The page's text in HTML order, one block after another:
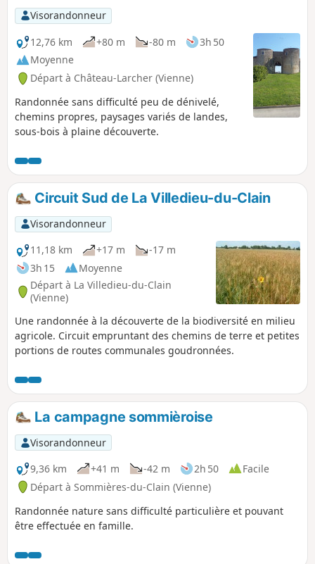
Visorandonneur
12,76 km
+80 m -80 m
3h 50
Moyenne
Départ à Château-Larcher (Vienne)
Randonnée sans difficulté peu de dénivelé,
chemins propres, paysages variés de landes,
sous-bois à plaine découverte.
Circuit Sud de La Villedieu-du-Clain
Visorandonneur
11,18 km
+17 m
-17 m
3h 15
Moyenne
Départ à La Villedieu-du-Clain
(Vienne)
Une randonnée à la découverte de la biodiversité en milieu
agricole. Circuit empruntant des chemins de terre et petites
portions de routes communales goudronnées.
La campagne sommièroise
Visorandonneur
9,36 km
+41 m -42 m 2h 50
Facile
Départ à Sommières-du-Clain (Vienne)
Randonnée nature sans difficulté particulière et pouvant
être effectuée en famille.